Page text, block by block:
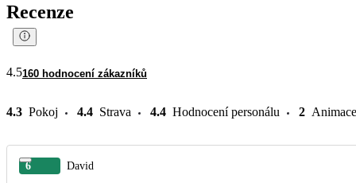
Recenze
4.5160 hodnocení zákazníků
4.3 Pokoj 4.4 Strava 4.4 Hodnocení personálu 2 Animace
6 David